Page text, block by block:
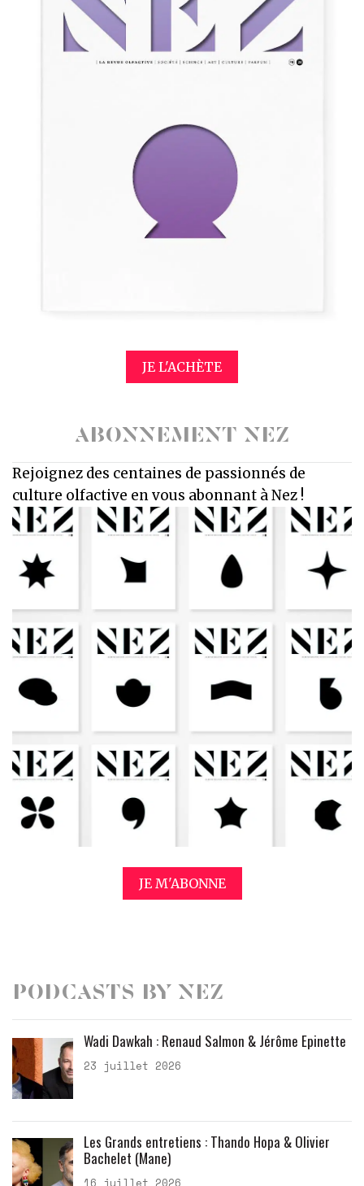
JE L'ACHÈTE
ABONNEMENT NEZ
Rejoignez des centaines de passionnés de
culture olfactive en vous abonnant à Nez !
JE M'ABONNE
Podcasts by Nez
Wadi Dawkah : Renaud Salmon & Jérôme Epinette
23 juillet 2026
Les Grands entretiens : Thando Hopa & Olivier
Bachelet (Mane)